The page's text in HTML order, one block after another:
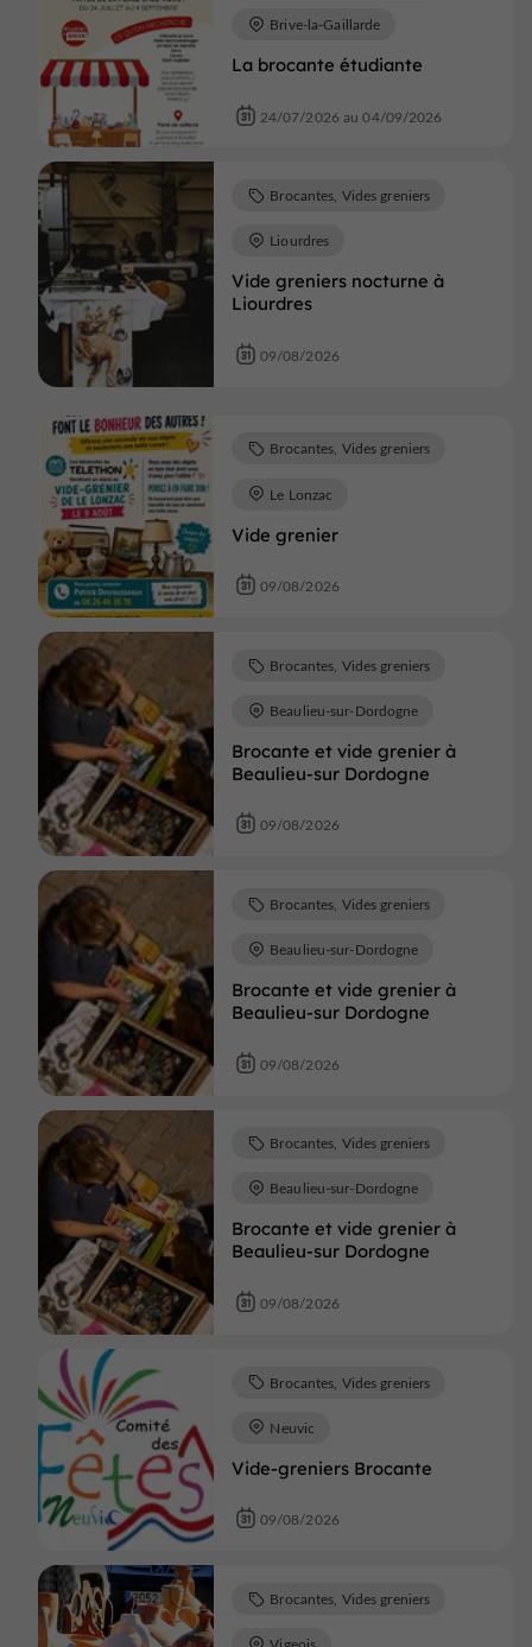
La brocante étudiante
Brive-la-Gaillarde
24/07/2026 au 04/09/2026
Vide greniers nocturne à
Liourdres
Brocantes, Vides greniers
Liourdres
09/08/2026
Vide grenier
Brocantes, Vides greniers
Le Lonzac
09/08/2026
Brocante et vide grenier à
Beaulieu-sur Dordogne
Brocantes, Vides greniers
Beaulieu-sur-Dordogne
09/08/2026
Brocante et vide grenier à
Beaulieu-sur Dordogne
Brocantes, Vides greniers
Beaulieu-sur-Dordogne
09/08/2026
Brocante et vide grenier à
Beaulieu-sur Dordogne
Brocantes, Vides greniers
Beaulieu-sur-Dordogne
09/08/2026
Vide-greniers Brocante
Brocantes, Vides greniers
Neuvic
09/08/2026
Brocantes, Vides greniers